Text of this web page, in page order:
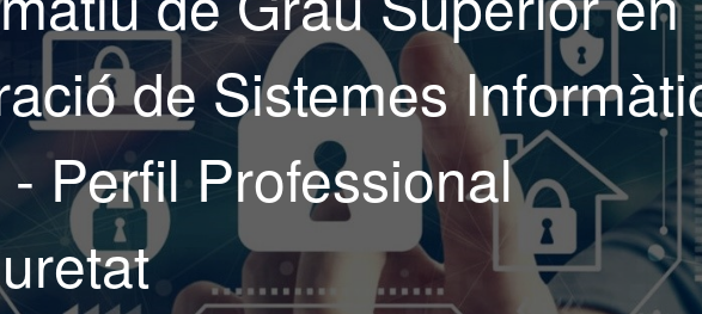
de Sistemes
Perfil Professional